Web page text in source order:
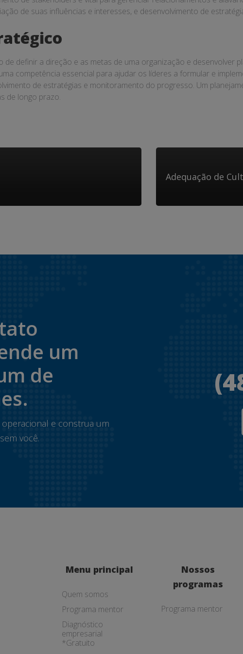
de suas influências e interesses, e desenvolvimento de
definir a direção e as metas de uma organização e desenvolver
competência essencial para ajudar os líderes a formular e
de estratégias e monitoramento do progresso. Um
de longo prazo.
Adequação de
um
de
e construa um
você.
Menu principal
Quem somos
Programa mentor
Diagnóstico
empresarial
*Gratuito
Nossos
programas
Programa mentor